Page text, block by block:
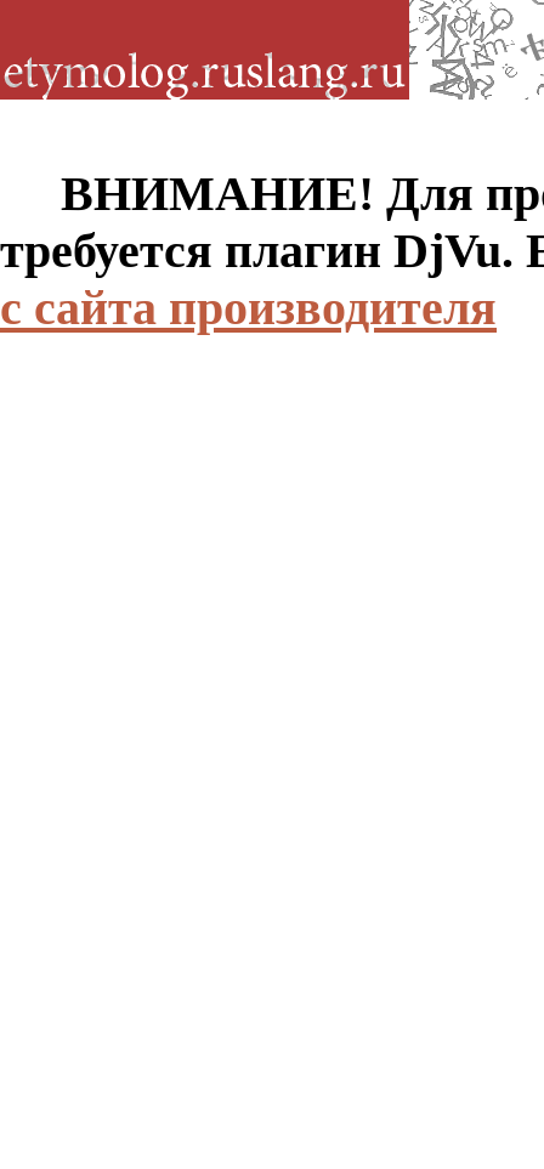
ВНИМАНИЕ! Для
требуется плагин
с сайта производителя